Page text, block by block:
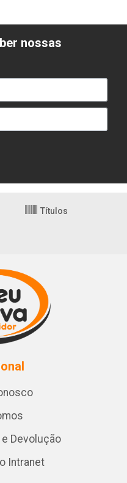
nossas
Títulos
Devolução
Intranet